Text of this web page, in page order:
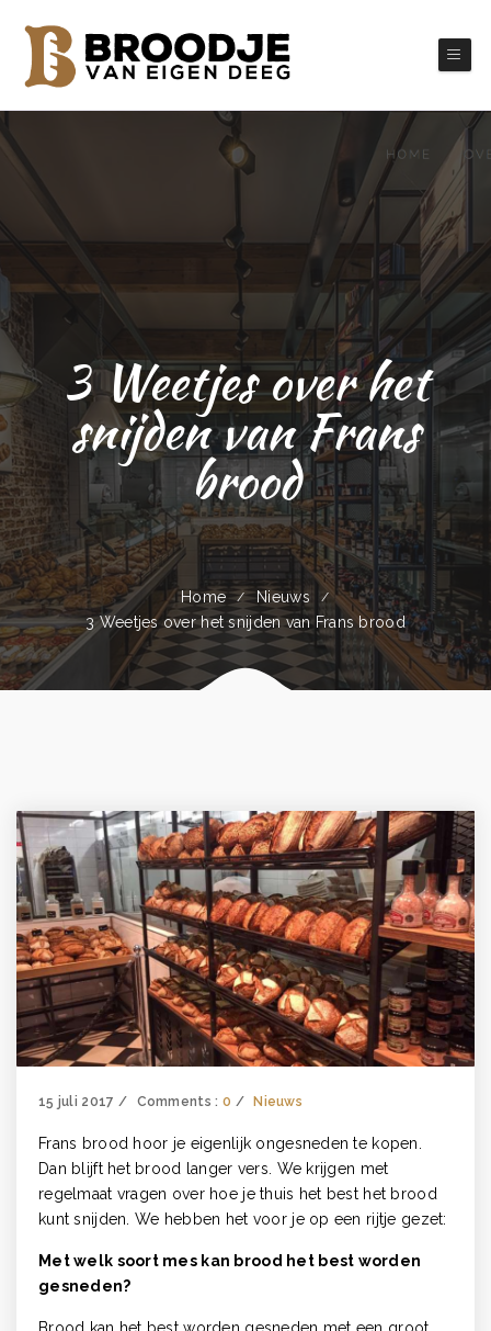
3 Weetjes over het
snijden van Frans
brood
Home
Nieuws
3 Weetjes over het snijden van Frans brood
15 juli 2017 Comments : 0 Nieuws
Frans brood hoor je eigenlijk ongesneden te kopen.
Dan blijft het brood langer vers. We krijgen met
regelmaat vragen over hoe je thuis het best het brood
kunt snijden. We hebben het voor je op een rijtje gezet:
Met welk soort mes kan brood het best worden
gesneden?